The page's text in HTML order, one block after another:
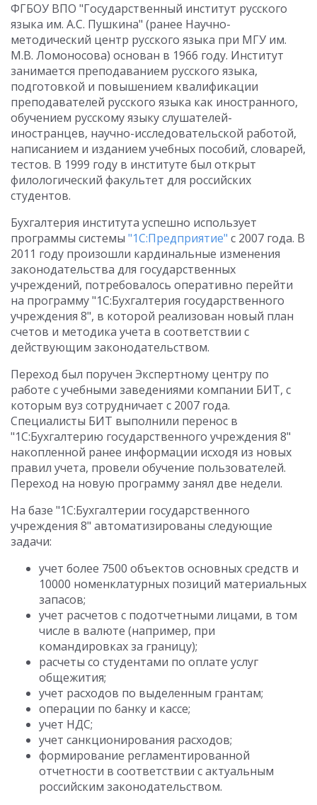
ФГБОУ ВПО "Государственный институт русского
языка им. А.С. Пушкина" (ранее Научно-
методический центр русского языка при МГУ им.
М.В. Ломоносова) основан в 1966 году. Институт
занимается преподаванием русского языка,
подготовкой и повышением квалификации
преподавателей русского языка как иностранного,
обучением русскому языку слушателей-
иностранцев, научно-исследовательской работой,
написанием и изданием учебных пособий, словарей,
тестов. В 1999 году в институте был открыт
филологический факультет для российских
студентов.
Бухгалтерия института успешно использует
программы системы "1С:Предприятие" с 2007 года. В
2011 году произошли кардинальные изменения
законодательства для государственных
учреждений, потребовалось оперативно перейти
на программу "1С:Бухгалтерия государственного
учреждения 8", в которой реализован новый план
счетов и методика учета в соответствии с
действующим законодательством.
Переход был поручен Экспертному центру по
работе с учебными заведениями компании БИТ, с
которым вуз сотрудничает с 2007 года.
Специалисты БИТ выполнили перенос в
"1С:Бухгалтерию государственного учреждения 8"
накопленной ранее информации исходя из новых
правил учета, провели обучение пользователей.
Переход на новую программу занял две недели.
На базе "1С:Бухгалтерии государственного
учреждения 8" автоматизированы следующие
задачи:
учет более 7500 объектов основных средств и
10000 номенклатурных позиций материальных
запасов;
учет расчетов с подотчетными лицами, в том
числе в валюте (например, при
командировках за границу);
расчеты со студентами по оплате услуг
общежития;
учет расходов по выделенным грантам;
операции по банку и кассе;
учет НДС;
учет санкционирования расходов;
формирование регламентированной
отчетности в соответствии с актуальным
российским законодательством.